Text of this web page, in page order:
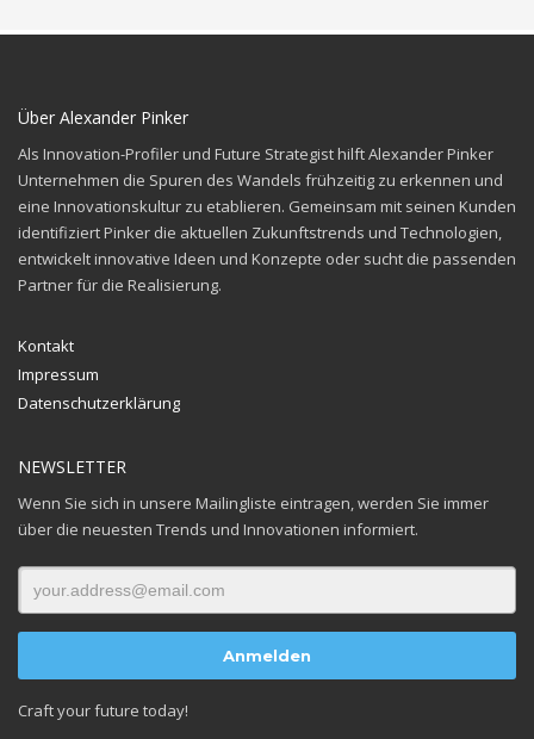
Über Alexander Pinker
Als Innovation-Profiler und Future Strategist hilft Alexander Pinker
Unternehmen die Spuren des Wandels frühzeitig zu erkennen und
eine Innovationskultur zu etablieren. Gemeinsam mit seinen Kunden
identifiziert Pinker die aktuellen Zukunftstrends und Technologien,
entwickelt innovative Ideen und Konzepte oder sucht die passenden
Partner für die Realisierung.
Kontakt
Impressum
Datenschutzerklärung
NEWSLETTER
Wenn Sie sich in unsere Mailingliste eintragen, werden Sie immer
über die neuesten Trends und Innovationen informiert.
Craft your future today!